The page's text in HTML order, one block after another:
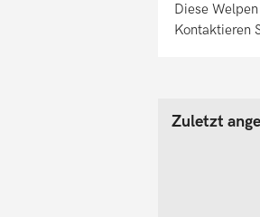
Diese
Kontaktieren
Zuletzt